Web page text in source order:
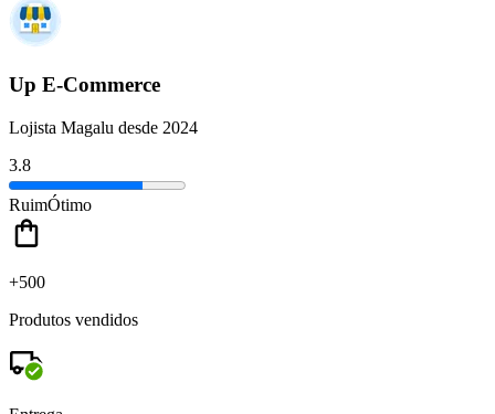
Up E-Commerce
Lojista Magalu desde 2024
3.8
RuimÓtimo
+500
Produtos vendidos